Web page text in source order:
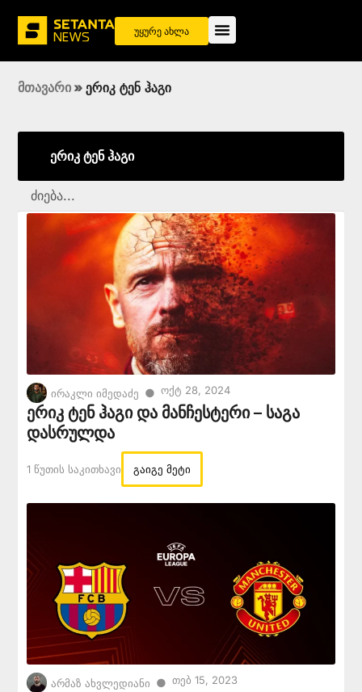
უყურე ახლა
მთავარი » ერიკ ტენ ჰაგი
ერიკ ტენ ჰაგი
ირაკლი იმედაძე ● Ოქტ 28, 2024
ერიკ ტენ ჰაგი და მანჩესტერი – საგა
დასრულდა
1 Წუთის Საკითხავი გაიგე მეტი
არმაზ ახვლედიანი ● Თებ 15, 2023